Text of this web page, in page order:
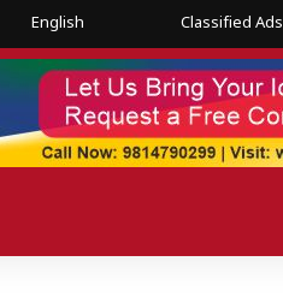
English Classified Ads